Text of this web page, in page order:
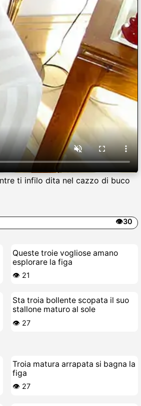
ti infilo dita nel cazzo di buco
👁️30
Queste troie vogliose amano
esplorare la figa
👁️ 21
Sta troia bollente scopata il suo
stallone maturo al sole
👁️ 27
Troia matura arrapata si bagna la
figa
👁️ 27